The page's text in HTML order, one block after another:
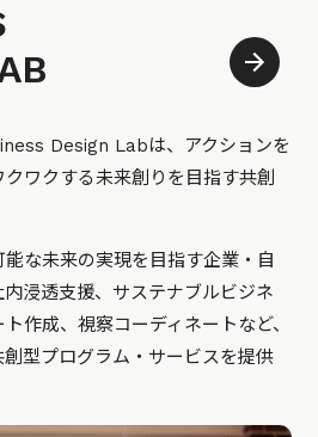
Design Labは、アクションを
ワクする未来創りを目指す共創
な未来の実現を目指す企業・自
浸透支援、サステナブルビジネ
作成、視察コーディネートなど、
型プログラム・サービスを提供